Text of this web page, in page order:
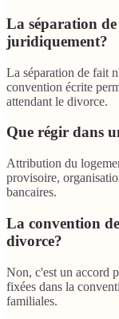
La séparation
juridiquement?
La séparation de fait
convention écrite
attendant le divorce.
Que régir dans
Attribution du
provisoire,
bancaires.
La convention
divorce?
Non, c'est un accord
fixées dans la
familiales.